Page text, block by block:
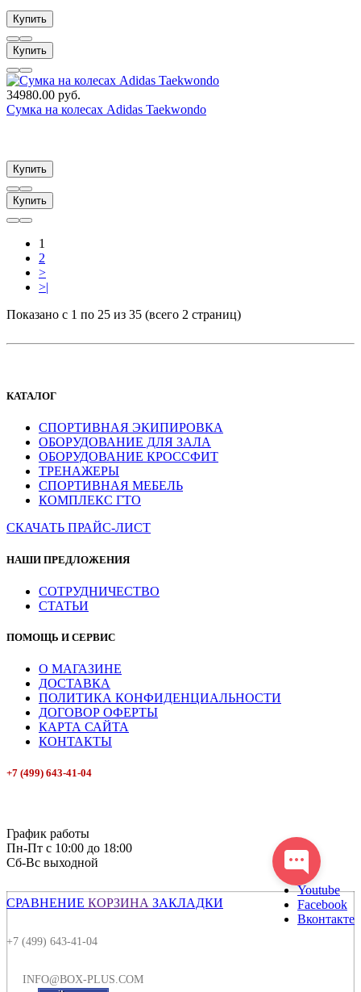
Купить
Купить
34980.00 руб.
Сумка на колесах Adidas Taekwondo
Купить
Купить
1
2
>
>|
Показано с 1 по 25 из 35 (всего 2 страниц)
КАТАЛОГ
СПОРТИВНАЯ ЭКИПИРОВКА
ОБОРУДОВАНИЕ ДЛЯ ЗАЛА
ОБОРУДОВАНИЕ КРОССФИТ
ТРЕНАЖЕРЫ
СПОРТИВНАЯ МЕБЕЛЬ
КОМПЛЕКС ГТО
СКАЧАТЬ ПРАЙС-ЛИСТ
НАШИ ПРЕДЛОЖЕНИЯ
СОТРУДНИЧЕСТВО
СТАТЬИ
ПОМОЩЬ И СЕРВИС
О МАГАЗИНЕ
ДОСТАВКА
ПОЛИТИКА КОНФИДЕНЦИАЛЬНОСТИ
ДОГОВОР ОФЕРТЫ
КАРТА САЙТА
КОНТАКТЫ
+7 (499) 643-41-04
График работы
Пн-Пт с 10:00 до 18:00
Сб-Вс выходной
Youtube
Facebook
Вконтакте
СРАВНЕНИЕ КОРЗИНА ЗАКЛАДКИ
+7 (499) 643-41-04
INFO@BOX-PLUS.COM